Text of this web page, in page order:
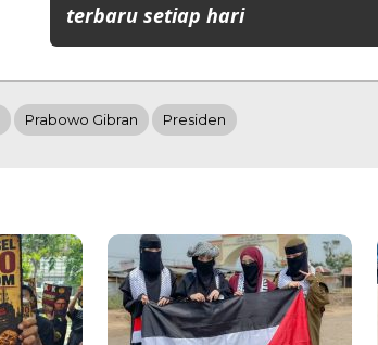
terbaru setiap hari
Prabowo Gibran Presiden